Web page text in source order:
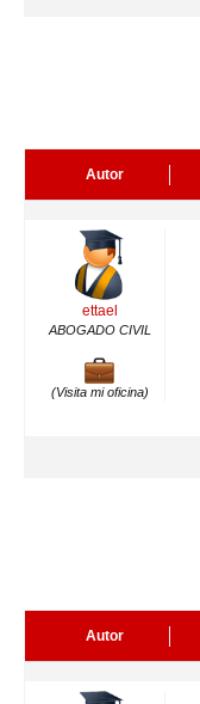
Autor
ettael
ABOGADO CIVIL
(Visita mi oficina)
Autor